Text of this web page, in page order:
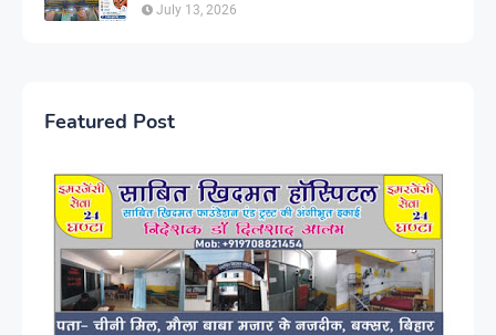
July 13, 2026
Featured Post